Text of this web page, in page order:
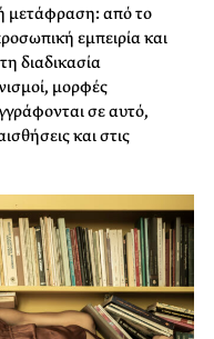
μετάφραση: από το
εμπειρία και
διαδικασία
μορφές
σε αυτό,
και στις